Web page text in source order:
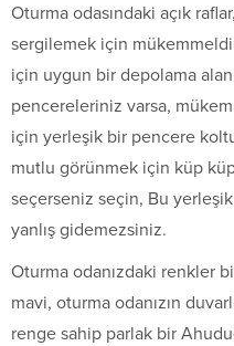
Oturma odasındaki açık
sergilemek için
için uygun bir depolama
pencereleriniz varsa,
için yerleşik bir pencere
mutlu görünmek için küp
seçerseniz seçin, Bu
yanlış gidemezsiniz.
Oturma odanızdaki renkler
mavi, oturma odanızın
renge sahip parlak bir